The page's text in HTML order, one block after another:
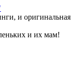
и оригинальная
и их мам!